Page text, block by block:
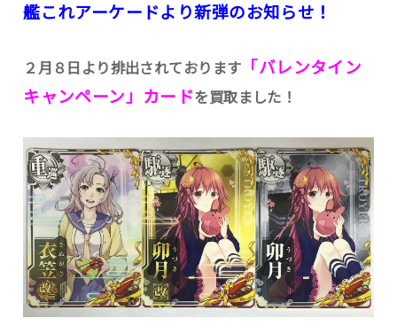
艦これアーケードより新弾のお知らせ！
２月８日より排出されております
「バレンタイン
キャンペーン」カードを買取ました！